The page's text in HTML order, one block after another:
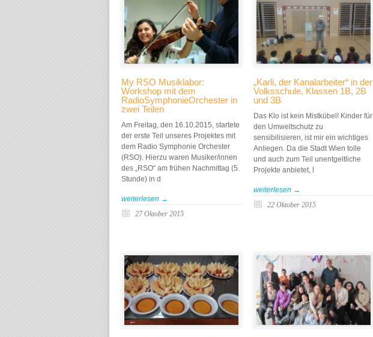
My RSO Musiklabor:
Workshop mit dem
RadioSymphonieOrchester in
zwei Teilen
Am Freitag, den 16.10.2015, startete
der erste Teil unseres Projektes mit
dem Radio Symphonie Orchester
(RSO). Hierzu waren Musiker/innen
des „RSO“ am frühen Nachmittag (5.
Stunde) in d
weiterlesen →
27 Oktober 2015
„Karli, der Kanalarbeiter“ in der
Volksschule, Klassen 1B, 2B
und 3B
Das Klo ist kein Mistkübel! Kinder für
den Umweltschutz zu
sensibilisieren, ist mir ein wichtiges
Anliegen. Da die Stadt Wien tolle
und auch zum Teil unentgeltliche
Projekte anbietet, l
weiterlesen →
22 Oktober 2015